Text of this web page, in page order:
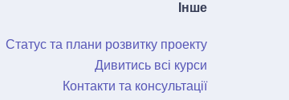
Інше
Статус та плани розвитку проекту
Дивитись всі курси
Контакти та консультації